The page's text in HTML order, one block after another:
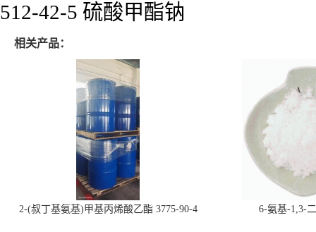
512-42-5 硫酸甲酯钠
相关产品：
2-(叔丁基氨基)甲基丙烯酸乙酯 3775-90-4 6-氨基-1,3-